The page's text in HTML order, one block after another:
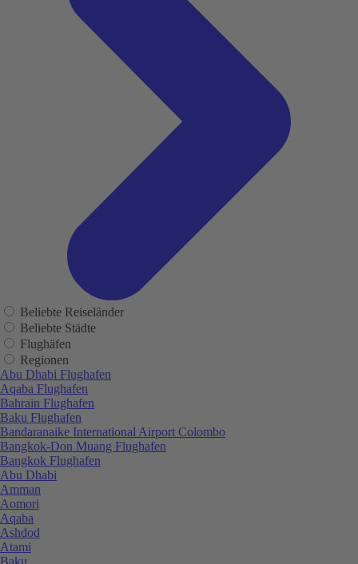
Beliebte Reiseländer
Beliebte Städte
Flughäfen
Regionen
Abu Dhabi Flughafen
Aqaba Flughafen
Bahrain Flughafen
Baku Flughafen
Bandaranaike International Airport Colombo
Bangkok-Don Muang Flughafen
Bangkok Flughafen
Abu Dhabi
Amman
Aomori
Aqaba
Ashdod
Atami
Baku